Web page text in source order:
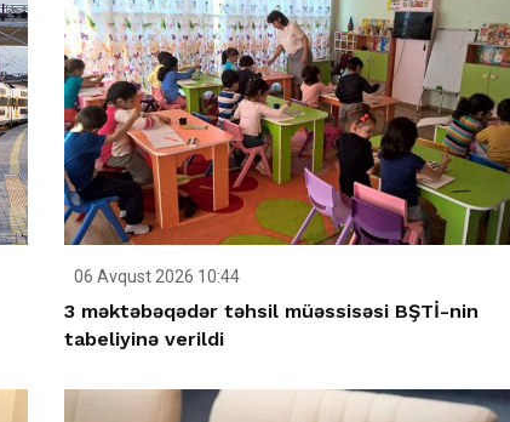
06 Avqust 2026 10:44
3 məktəbəqədər təhsil müəssisəsi BŞTİ-nin
tabeliyinə verildi